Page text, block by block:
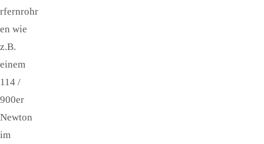
rfernrohr
en wie
z.B.
einem
114 /
900er
Newton
im